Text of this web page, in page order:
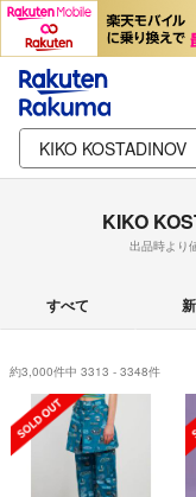
KIKO
出品時より
すべて
約3,000件中 3313 - 3348件